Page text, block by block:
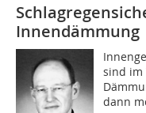
Innendämmung
sind im
dann